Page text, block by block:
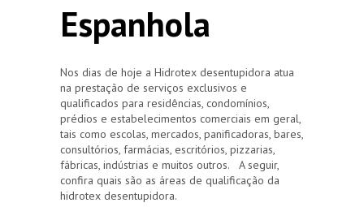
Espanhola
Nos dias de hoje a Hidrotex desentupidora atua
na prestação de serviços exclusivos e
qualificados para residências, condomínios,
prédios e estabelecimentos comerciais em geral,
tais como escolas, mercados, panificadoras, bares,
consultórios, farmácias, escritórios, pizzarias,
fábricas, indústrias e muitos outros. A seguir,
confira quais são as áreas de qualificação da
hidrotex desentupidora.